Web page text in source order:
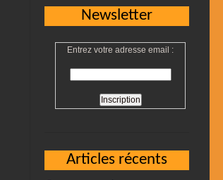
Newsletter
Entrez votre adresse email :
Articles récents